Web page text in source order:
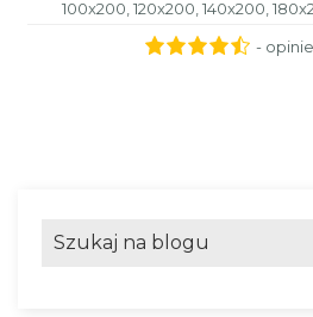
100x200, 120x200, 140x200,
-